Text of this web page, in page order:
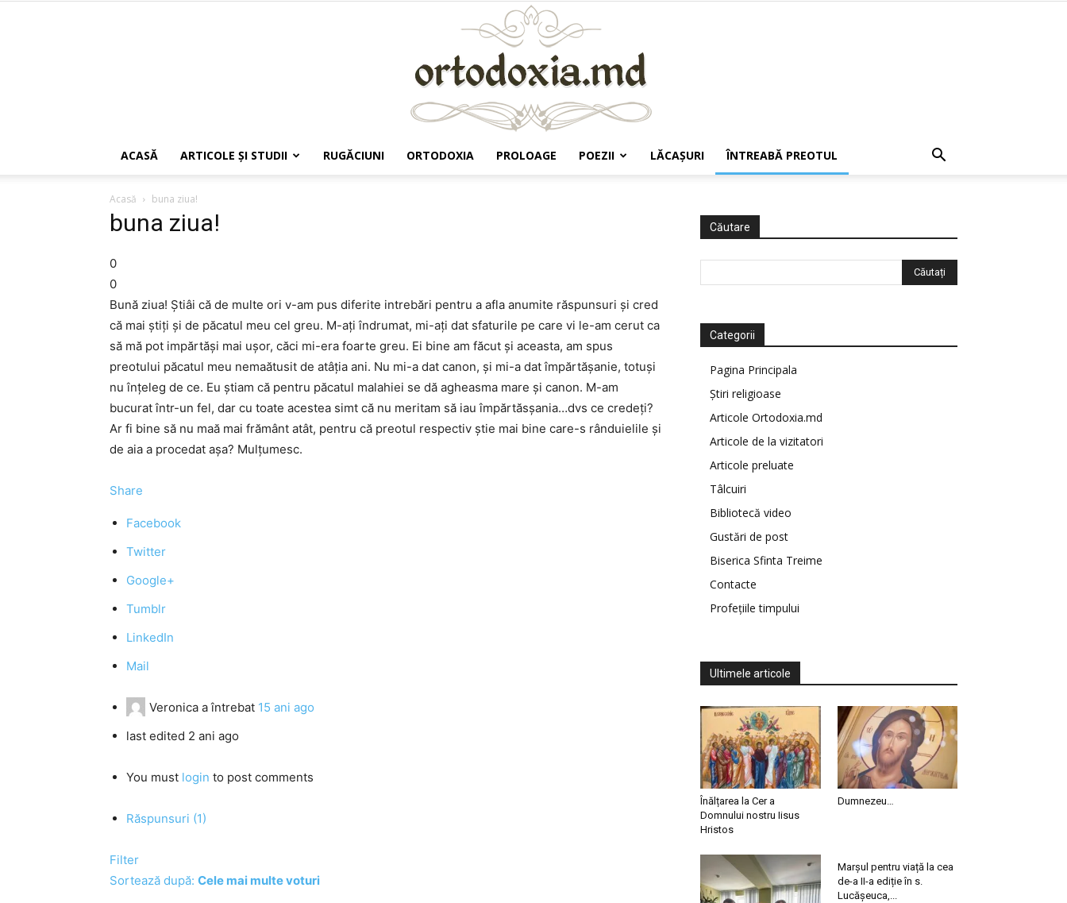
ACASĂ ARTICOLE ŞI STUDII RUGĂCIUNI ORTODOXIA PROLOAGE POEZII LĂCAŞURI ÎNTREABĂ PREOTUL
Acasă buna ziua!
buna ziua!
0
0
Bună ziua! Ştiâi că de multe ori v-am pus diferite intrebări pentru a afla anumite răspunsuri şi cred
că mai ştiţi şi de păcatul meu cel greu. M-aţi îndrumat, mi-aţi dat sfaturile pe care vi le-am cerut ca
să mă pot impărtăşi mai uşor, căci mi-era foarte greu. Ei bine am făcut şi aceasta, am spus
preotului păcatul meu nemaătusit de atâţia ani. Nu mi-a dat canon, şi mi-a dat împărtăşanie, totuşi
nu înţeleg de ce. Eu ştiam că pentru păcatul malahiei se dă agheasma mare şi canon. M-am
bucurat într-un fel, dar cu toate acestea simt că nu meritam să iau împărtăsşania…dvs ce credeţi?
Ar fi bine să nu maă mai frământ atât, pentru că preotul respectiv ştie mai bine care-s rânduielile şi
de aia a procedat aşa? Mulţumesc.
Share
Facebook
Twitter
Google+
Tumblr
LinkedIn
Mail
Veronica a întrebat 15 ani ago
last edited 2 ani ago
You must login to post comments
Răspunsuri (1)
Filter
Sortează după: Cele mai multe voturi
Căutare
Categorii
Pagina Principala
Știri religioase
Articole Ortodoxia.md
Articole de la vizitatori
Articole preluate
Tâlcuiri
Bibliotecă video
Gustări de post
Biserica Sfinta Treime
Contacte
Profețiile timpului
Ultimele articole
Înălțarea la Cer a
Domnului nostru Iisus
Hristos
Dumnezeu…
Marșul pentru viață la cea
de-a II-a ediție în s.
Lucășeuca,...